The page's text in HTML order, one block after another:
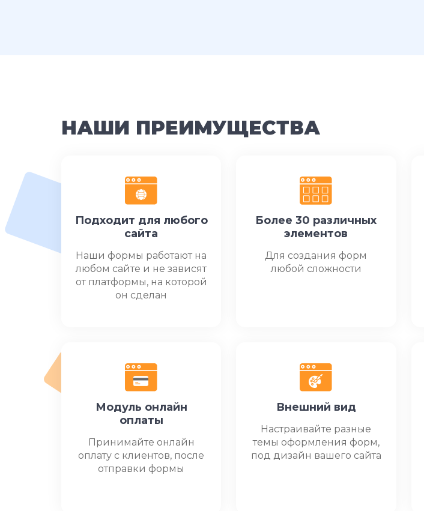
НАШИ ПРЕИМУЩЕСТВА
Подходит для любого
сайта
Наши формы работают на
любом сайте и не зависят
от платформы, на которой
он сделан
Более 30 различных
элементов
Для создания форм
любой сложности
Модуль онлайн
оплаты
Принимайте онлайн
оплату с клиентов, после
отправки формы
Внешний вид
Настраивайте разные
темы оформления форм,
под дизайн вашего сайта